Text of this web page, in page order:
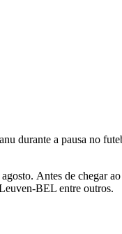
durante a pausa no
Antes de chegar
BEL entre outros.